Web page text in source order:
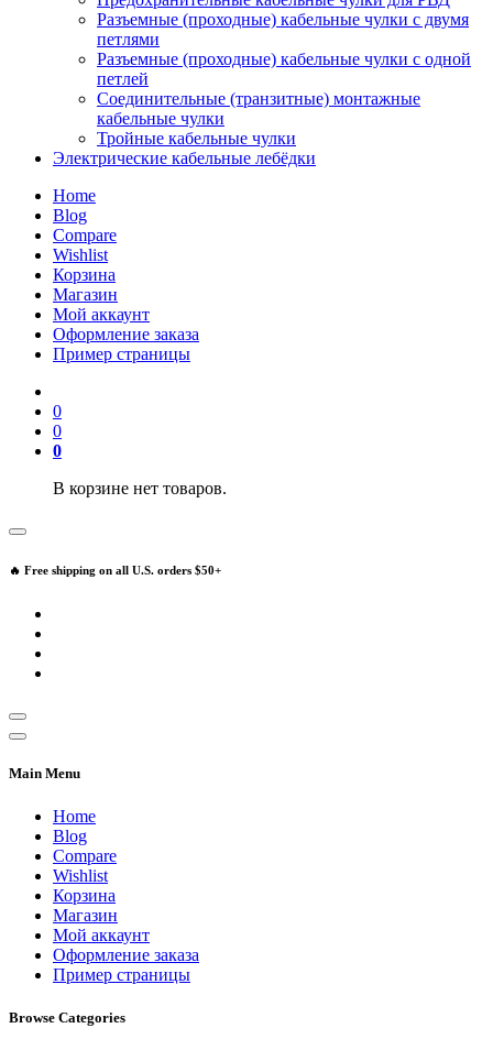
Разъемные (проходные) кабельные чулки с двумя
петлями
Разъемные (проходные) кабельные чулки с одной
петлей
Соединительные (транзитные) монтажные
кабельные чулки
Тройные кабельные чулки
Электрические кабельные лебёдки
Home
Blog
Compare
Wishlist
Корзина
Магазин
Мой аккаунт
Оформление заказа
Пример страницы
0
0
0
В корзине нет товаров.
🔥 Free shipping on all U.S. orders $50+
Main Menu
Home
Blog
Compare
Wishlist
Корзина
Магазин
Мой аккаунт
Оформление заказа
Пример страницы
Browse Categories